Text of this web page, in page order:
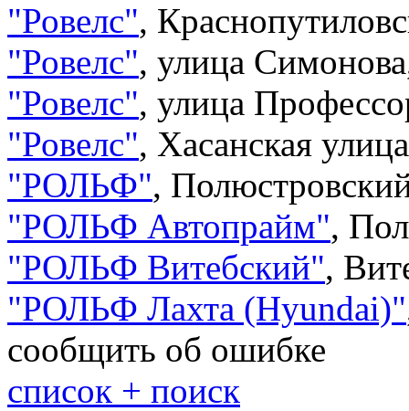
"Ровелс",
"Ровелс", улица
"Ровелс", улица
"Ровелс", Хасанская
"РОЛЬФ",
"РОЛЬФ Автопрайм",
"РОЛЬФ Витебский",
"РОЛЬФ Лахта (Hyundai)"
сообщить об ошибке
cписок + поиск